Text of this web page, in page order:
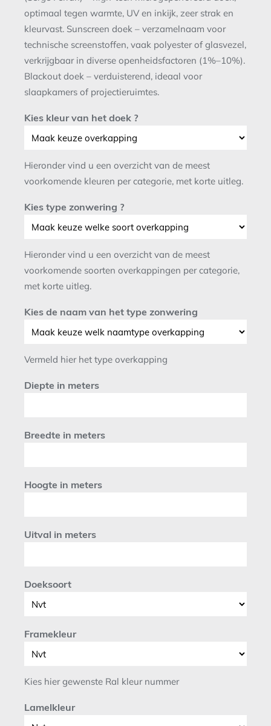
optimaal tegen warmte, UV en inkijk, zeer strak en
kleurvast. Sunscreen doek – verzamelnaam voor
technische screenstoffen, vaak polyester of glasvezel,
verkrijgbaar in diverse openheidsfactoren (1%–10%).
Blackout doek – verduisterend, ideaal voor
slaapkamers of projectieruimtes.
Kies kleur van het doek ?
Hieronder vind u een overzicht van de meest
voorkomende kleuren per categorie, met korte uitleg.
Kies type zonwering ?
Hieronder vind u een overzicht van de meest
voorkomende soorten overkappingen per categorie,
met korte uitleg.
Kies de naam van het type zonwering
Vermeld hier het type overkapping
Diepte in meters
Breedte in meters
Hoogte in meters
Uitval in meters
Doeksoort
Framekleur
Kies hier gewenste Ral kleur nummer
Lamelkleur